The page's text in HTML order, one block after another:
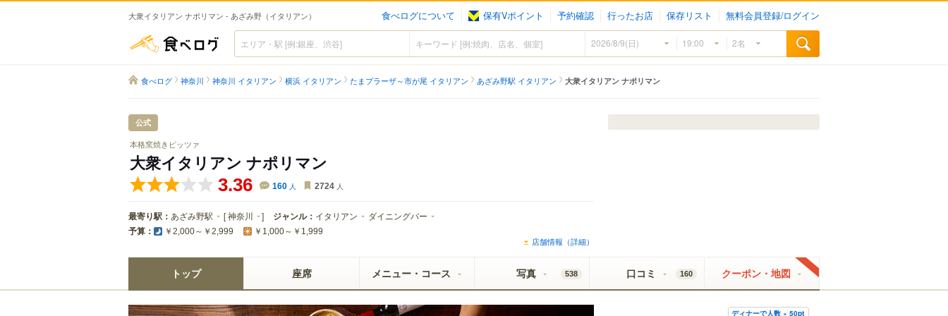
大衆イタリアン ナポリマン - あざみ野（イタリアン） 食べログについて 保有Vポイント 予約確認 行ったお店 保存リスト 無料会員登録/ログイン
食べログ
食べログ 神奈川 神奈川 イタリアン 横浜 イタリアン たまプラーザ～市が尾 イタリアン あざみ野駅 イタリアン 大衆イタリアン ナポリマン
公式
本格窯焼きピッツァ
大衆イタリアン ナポリマン
3.36 160 人 2724 人
最寄り駅： あざみ野駅 [神奈川 ] ジャンル： イタリアン ダイニングバー
予算： ￥2,000～￥2,999 ￥1,000～￥1,999
店舗情報（詳細）
トップ 座席 メニュー・コース 写真 538 口コミ 160 クーポン・地図
ディナーで人数 × 50pt